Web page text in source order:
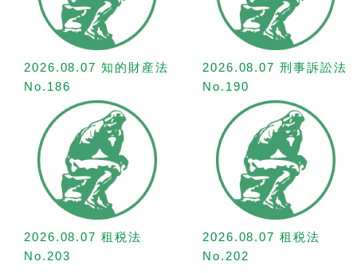
2026.08.07 知的財産法
No.186
2026.08.07 刑事訴訟法
No.190
2026.08.07 租税法
No.203
2026.08.07 租税法
No.202